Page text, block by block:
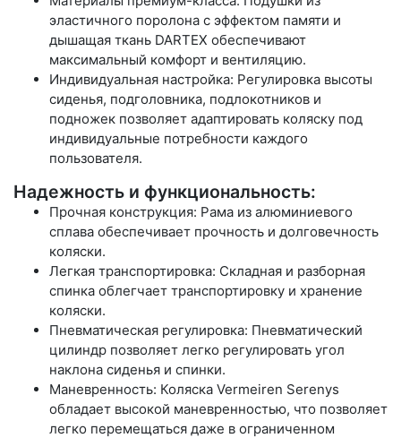
эластичного поролона с эффектом памяти и
дышащая ткань DARTEX обеспечивают
максимальный комфорт и вентиляцию.
Индивидуальная настройка: Регулировка высоты
сиденья, подголовника, подлокотников и
подножек позволяет адаптировать коляску под
индивидуальные потребности каждого
пользователя.
Надежность и функциональность:
Прочная конструкция: Рама из алюминиевого
сплава обеспечивает прочность и долговечность
коляски.
Легкая транспортировка: Складная и разборная
спинка облегчает транспортировку и хранение
коляски.
Пневматическая регулировка: Пневматический
цилиндр позволяет легко регулировать угол
наклона сиденья и спинки.
Маневренность: Коляска Vermeiren Serenys
обладает высокой маневренностью, что позволяет
легко перемещаться даже в ограниченном